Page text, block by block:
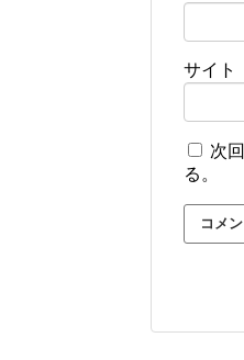
サイト
次
る。